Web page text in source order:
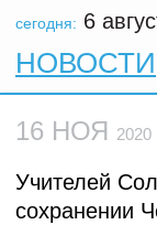
сегодня: 6
НОВОСТИ
16 НОЯ 2020
Учителей
сохранении